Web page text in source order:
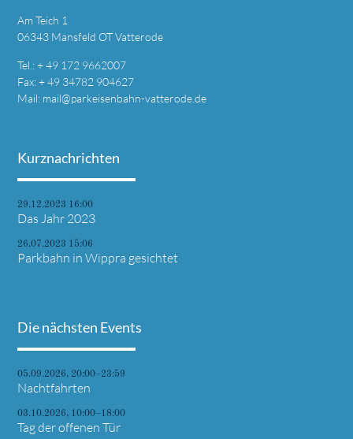
Am Teich 1
06343 Mansfeld OT Vatterode
Tel.: + 49 172 9662007
Fax: + 49 34782 904627
Mail: mail@parkeisenbahn-vatterode.de
Kurznachrichten
29.12.2023 16:00
Das Jahr 2023
26.07.2023 15:06
Parkbahn in Wippra gesichtet
Die nächsten Events
05.09.2026, 20:00–23:59
Nachtfahrten
03.10.2026, 10:00–18:00
Tag der offenen Tür